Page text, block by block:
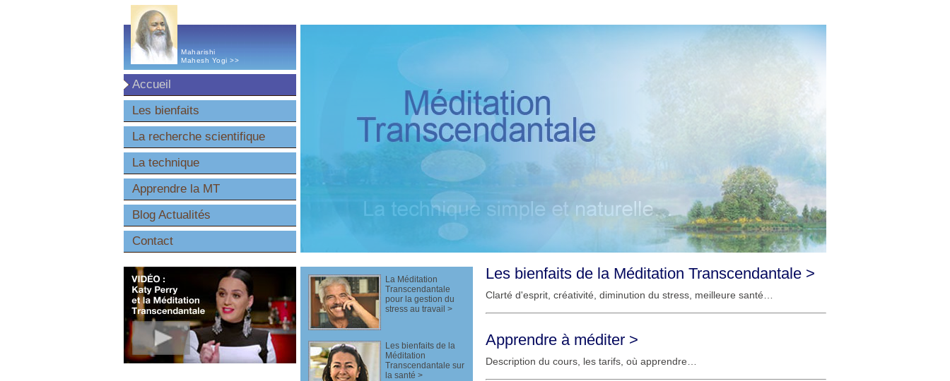
Accueil
Les bienfaits
La recherche scientifique
La technique
Apprendre la MT
Blog Actualités
Contact
Maharishi
Mahesh Yogi >>
Méditation
Transcendantale
La technique simple et naturelle…
La Méditation
Transcendantale
pour la gestion du
stress au travail >
Les bienfaits de la
Méditation
Transcendantale sur
la santé >
Les bienfaits de la Méditation Transcendantale >
Clarté d'esprit, créativité, diminution du stress, meilleure santé…
Apprendre à méditer >
Description du cours, les tarifs, où apprendre…